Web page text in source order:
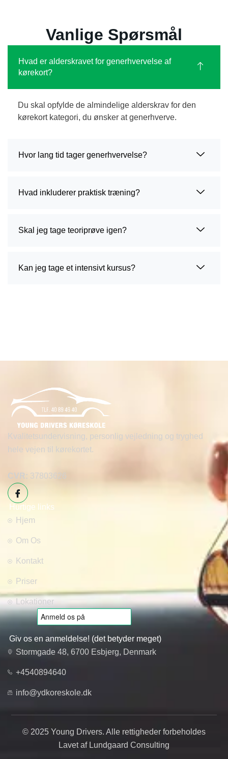
Vanlige Spørsmål
Hvad er alderskravet for generhvervelse af
kørekort?
Du skal opfylde de almindelige alderskrav for den
kørekort kategori, du ønsker at generhverve.
Hvor lang tid tager generhvervelse?
Hvad inkluderer praktisk træning?
Skal jeg tage teoriprøve igen?
Kan jeg tage et intensivt kursus?
Kvalitetsundervisning, personlig vejledning og tryghed
hele vejen til kørekortet.
CVR: 37803626
Hurtige links
Hjem
Om Os
Kontakt
Priser
Lokationer
Giv os en anmeldelse! (det betyder meget)
Stormgade 48, 6700 Esbjerg, Denmark
+4540894640
info@ydkoreskole.dk
© 2025 Young Drivers. Alle rettigheder forbeholdes
Lavet af Lundgaard Consulting